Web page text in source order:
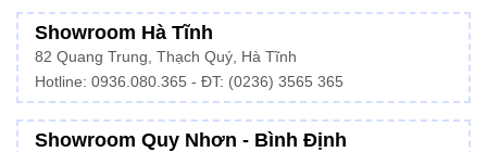
Showroom Hà Tĩnh
82 Quang Trung, Thạch Quý, Hà Tĩnh
Hotline: 0936.080.365 - ĐT: (0236) 3565 365
Showroom Quy Nhơn - Bình Định